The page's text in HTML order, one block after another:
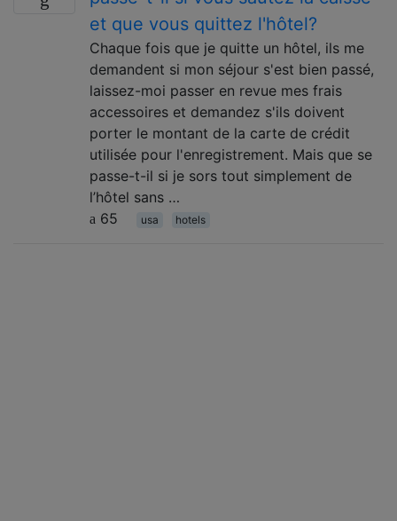
et que vous quittez l'hôtel?
Chaque fois que je quitte un hôtel, ils me
demandent si mon séjour s'est bien passé,
laissez-moi passer en revue mes frais
accessoires et demandez s'ils doivent
porter le montant de la carte de crédit
utilisée pour l'enregistrement. Mais que se
passe-t-il si je sors tout simplement de
l’hôtel sans …
65
usa hotels